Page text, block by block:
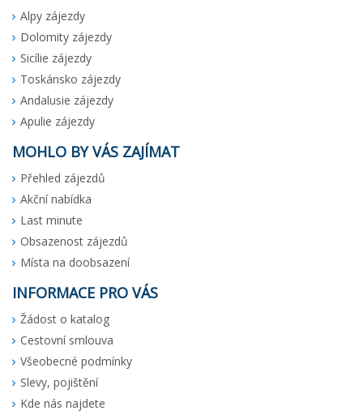
Alpy zájezdy
Dolomity zájezdy
Sicílie zájezdy
Toskánsko zájezdy
Andalusie zájezdy
Apulie zájezdy
MOHLO BY VÁS ZAJÍMAT
Přehled zájezdů
Akční nabídka
Last minute
Obsazenost zájezdů
Místa na doobsazení
INFORMACE PRO VÁS
Žádost o katalog
Cestovní smlouva
Všeobecné podmínky
Slevy, pojištění
Kde nás najdete